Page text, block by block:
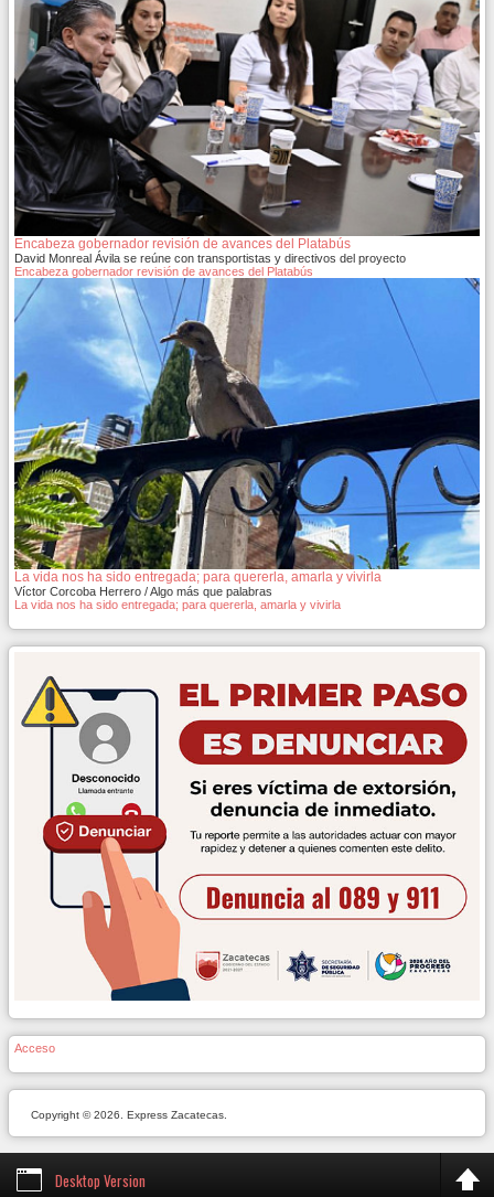
Encabeza gobernador revisión de avances del Platabús
David Monreal Ávila se reúne con transportistas y directivos del proyecto
Encabeza gobernador revisión de avances del Platabús
La vida nos ha sido entregada; para quererla, amarla y vivirla
Víctor Corcoba Herrero / Algo más que palabras
La vida nos ha sido entregada; para quererla, amarla y vivirla
Acceso
Copyright © 2026. Express Zacatecas.
Desktop Version